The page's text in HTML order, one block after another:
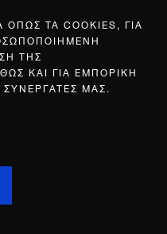
ΤΑ COOKIES, ΓΙΑ
ΤΗΣ
ΚΑΙ ΓΙΑ ΕΜΠΟΡΙΚΗ
ΜΑΣ.